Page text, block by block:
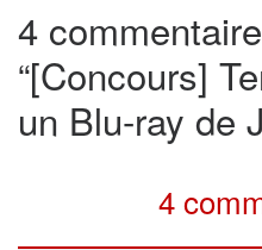
4
“[Concours]
un Blu-ray de
4